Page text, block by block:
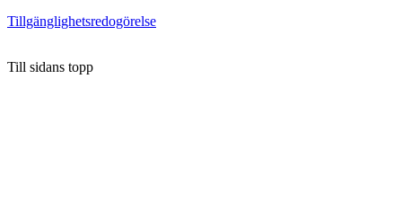
Tillgänglighetsredogörelse
Till sidans topp